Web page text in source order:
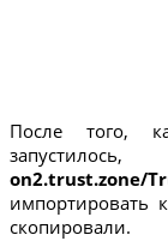
После того,
запустилось,
on2.trust.zone/
импортировать
скопировали.